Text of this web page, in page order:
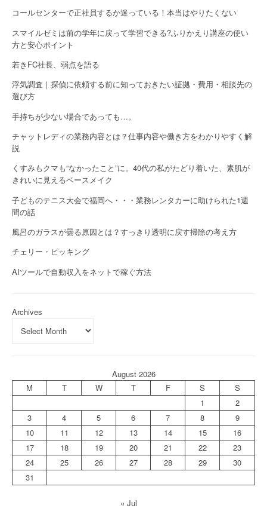
コールセンターで正社員するか迷っている！本当はやりたくない
スマイルゼミは前の学年に戻って学習できる?ふりかえり講座の使い
方と安心ポイント
若きFC社長、弱点を語る
浮気調査｜探偵に依頼する前に知っておきたい証拠・費用・相談先の
選び方
手持ちが少ない場合であっても…。
チャットレディの業務内容とは？仕事内容や働き方をわかりやすく解
説
くすみもクマも“なかったこと”に。40代の私がたどり着いた、素肌が
きれいに見えるベースメイク
子どものテニス大会で福岡へ・・・業務レンタカーに助けられた1週
間の話
風呂のガラスが曇る原因とは？すっきり透明に戻す掃除の考え方
チェリー・ピッキング
AIツールで自動収入をネットで稼ぐ方法
Archives
August 2026
M
T W T F S
S
1
2
3
4 5 6 7 8
9
10
11 12 13 14 15
16
17
18 19 20 21 22
23
24
25 26 27 28 29
30
31
« Jul